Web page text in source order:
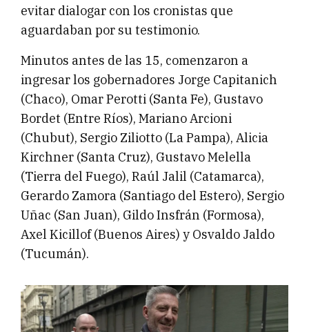
evitar dialogar con los cronistas que
aguardaban por su testimonio.
Minutos antes de las 15, comenzaron a
ingresar los gobernadores Jorge Capitanich
(Chaco), Omar Perotti (Santa Fe), Gustavo
Bordet (Entre Ríos), Mariano Arcioni
(Chubut), Sergio Ziliotto (La Pampa), Alicia
Kirchner (Santa Cruz), Gustavo Melella
(Tierra del Fuego), Raúl Jalil (Catamarca),
Gerardo Zamora (Santiago del Estero), Sergio
Uñac (San Juan), Gildo Insfrán (Formosa),
Axel Kicillof (Buenos Aires) y Osvaldo Jaldo
(Tucumán).